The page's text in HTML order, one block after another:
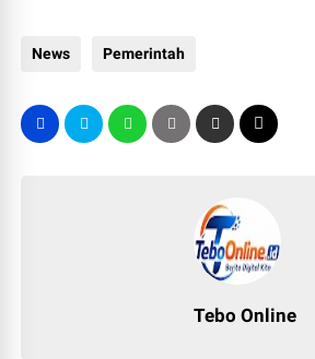
News Pemerintah
Tebo Online